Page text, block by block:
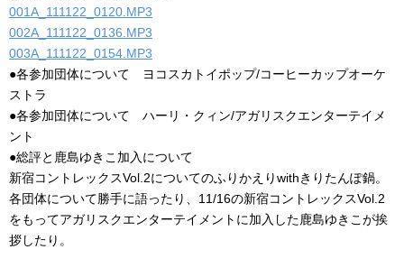
001A_111122_0120.MP3
002A_111122_0136.MP3
003A_111122_0154.MP3
●各参加団体について ヨコスカトイポップ/コーヒーカップオーケ
ストラ
●各参加団体について ハーリ・クィン/アガリスクエンターテイメ
ント
●総評と鹿島ゆきこ加入について
新宿コントレックスVol.2についてのふりかえりwithきりたんぽ鍋。
各団体について勝手に語ったり、11/16の新宿コントレックスVol.2
をもってアガリスクエンターテイメントに加入した鹿島ゆきこが挨
拶したり。